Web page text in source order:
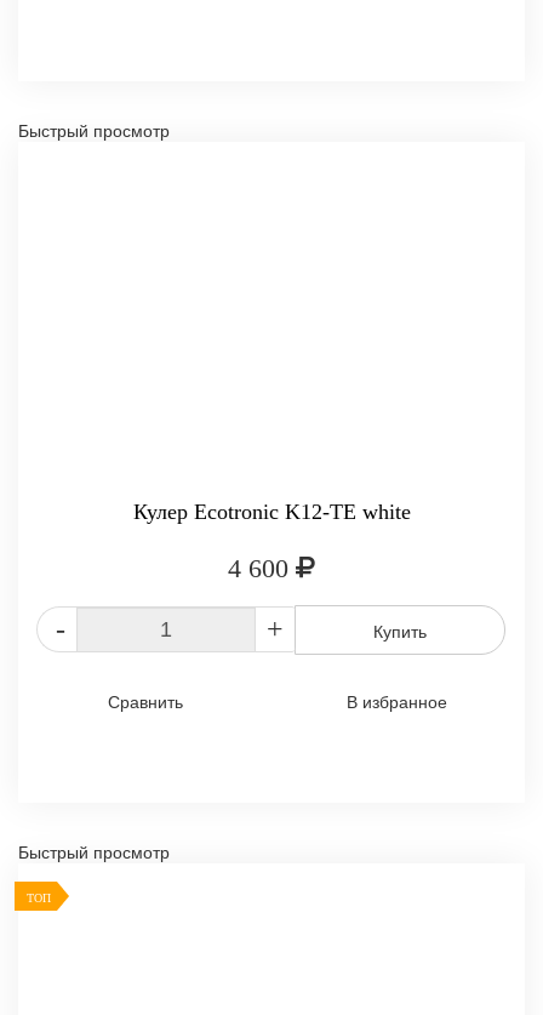
Быстрый просмотр
Кулер Ecotronic K12-TE white
4 600
- + Купить
Сравнить В избранное
Быстрый просмотр
ТОП